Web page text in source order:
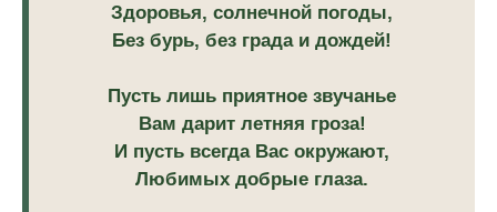
Здоровья, солнечной погоды,
Без бурь, без града и дождей!
Пусть лишь приятное звучанье
Вам дарит летняя гроза!
И пусть всегда Вас окружают,
Любимых добрые глаза.